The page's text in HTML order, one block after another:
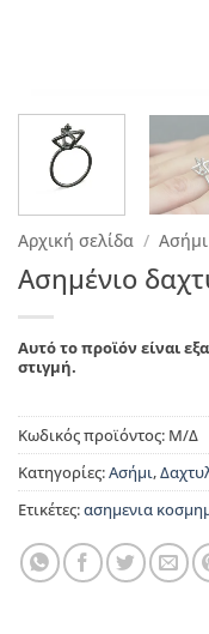
Αρχική σελίδα / Ασήμι
Ασημένιο
Αυτό το προϊόν είναι
στιγμή.
Κωδικός προϊόντος: Μ/Δ
Κατηγορίες:Ασήμι,
Ετικέτες:ασημενια